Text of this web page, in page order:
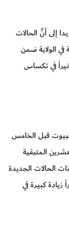
إلى أنَّ الحالات
الفاشية في الولاية ضمن
في تكساس
البقاء في البيوت قبل الخامس
المتبقية
الحالات الجديدة
كبيرة في